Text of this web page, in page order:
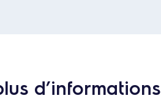
d’informations